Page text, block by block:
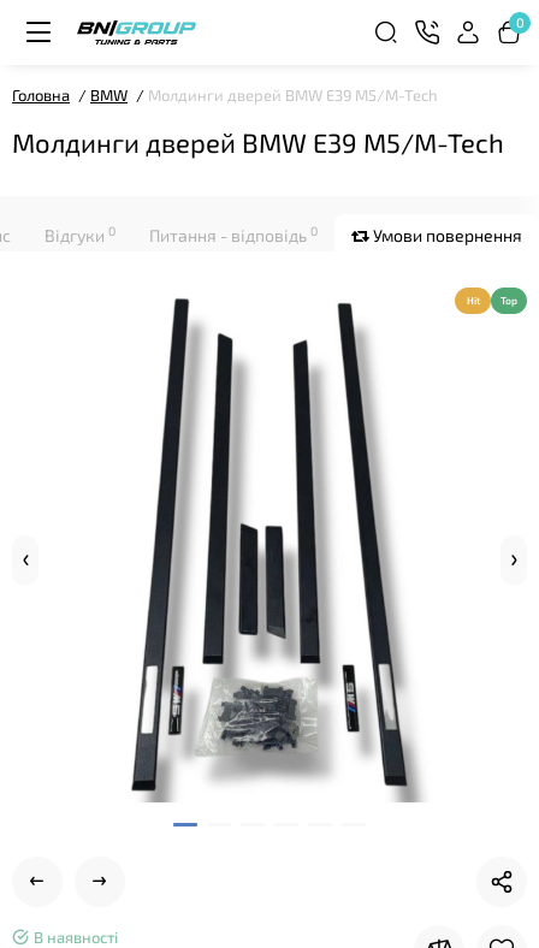
0
Головна BMW Молдинги дверей BMW E39 M5/M-Tech
Молдинги дверей BMW E39 M5/M-Tech
Відгуки 0 Питання - відповідь 0 Умови повернення
Hit Top
В наявності